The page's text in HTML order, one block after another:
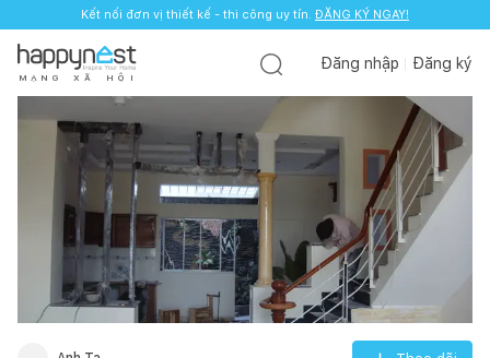
Kết nối đơn vị thiết kế - thi công uy tín. ĐĂNG KÝ NGAY!
M Ạ N G X Ã H Ộ I
Đăng nhập Đăng ký